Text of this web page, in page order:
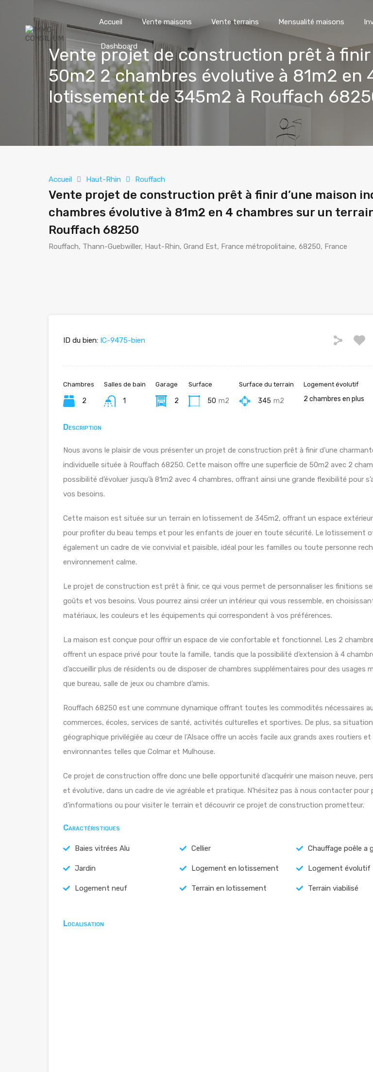
Accueil Vente maisons Vente terrains Mensualité maisons
Dashboard
Vente projet de construction prêt à finir
50m2 2 chambres évolutive à 81m2 en
lotissement de 345m2 à Rouffach
Accueil Haut-Rhin Rouffach
Vente projet de construction prêt à finir d’une maison
chambres évolutive à 81m2 en 4 chambres sur un
Rouffach 68250
Rouffach, Thann-Guebwiller, Haut-Rhin, Grand Est, France métropolitaine, 68250, France
ID du bien: IC-9475-bien
Chambres
2
Salles de bain
1
Garage
2
Surface
50 m2
Surface du terrain
345 m2
Logement évolutif
2 chambres en plus
Description
Nous avons le plaisir de vous présenter un projet de construction prêt à finir d’une
individuelle située à Rouffach 68250. Cette maison offre une superficie de 50m2 avec 2
possibilité d’évoluer jusqu’à 81m2 avec 4 chambres, offrant ainsi une grande flexibilité pour
vos besoins.
Cette maison est située sur un terrain en lotissement de 345m2, offrant un espace
pour profiter du beau temps et pour les enfants de jouer en toute sécurité. Le lotissement
également un cadre de vie convivial et paisible, idéal pour les familles ou toute personne
environnement calme.
Le projet de construction est prêt à finir, ce qui vous permet de personnaliser les finitions
goûts et vos besoins. Vous pourrez ainsi créer un intérieur qui vous ressemble, en
matériaux, les couleurs et les équipements qui correspondent à vos préférences.
La maison est conçue pour offrir un espace de vie confortable et fonctionnel. Les 2
offrent un espace privé pour toute la famille, tandis que la possibilité d’extension à 4
d’accueillir plus de résidents ou de disposer de chambres supplémentaires pour des usages
que bureau, salle de jeux ou chambre d’amis.
Rouffach 68250 est une commune dynamique offrant toutes les commodités nécessaires
commerces, écoles, services de santé, activités culturelles et sportives. De plus, sa situation
géographique privilégiée au cœur de l’Alsace offre un accès facile aux grands axes routiers et
environnantes telles que Colmar et Mulhouse.
Ce projet de construction offre donc une belle opportunité d’acquérir une maison neuve,
et évolutive, dans un cadre de vie agréable et pratique. N’hésitez pas à nous contacter pour
d’informations ou pour visiter le terrain et découvrir ce projet de construction prometteur.
Caractéristiques
Baies vitrées Alu Cellier Chauffage poêle a
Jardin Logement en lotissement Logement évolutif
Logement neuf Terrain en lotissement Terrain viabilisé
Localisation